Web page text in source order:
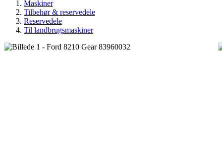
Maskiner
Tilbehør & reservedele
Reservedele
Til landbrugsmaskiner